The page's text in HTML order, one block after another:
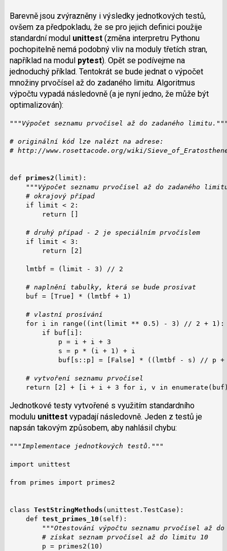
Barevně jsou zvýrazněny i výsledky jednotkových testů,
ovšem za předpokladu, že se pro jejich definici použije
standardní modul unittest(změna interpretru Pythonu
pochopitelně nemá podobný vliv na moduly třetích stran,
například na modul pytest). Opět se podívejme na
jednoduchý příklad. Tentokrát se bude jednat o výpočet
množiny prvočísel až do zadaného limitu. Algoritmus
výpočtu vypadá následovně (a je nyní jedno, že může být
optimalizován):
"""Výpočet seznamu prvočísel až do zadaného
# originální kód lze nalézt na adrese:
# http://www.rosettacode.org/wiki/
def primes2 (limit):
"""Výpočet seznamu prvočísel až do zadaného
# okrajový případ
    if limit < 2:
        return []
# druhý případ - 2 je speciálním prvočíslem
    if limit < 3:
        return [2]
    lmtbf = (limit - 3) // 2
# naplnění tabulky, která se bude prosívat
    buf = [True] * (lmtbf + 1)
# vlastní prosívání
    for i in range((int(limit ** 0.5) - 3) // 2 + 1):
        if buf[i]:
            p = i + i + 3
            s = p * (i + 1) + i
buf[s::p] = [False] * ((lmtbf - s) // p +
# vytvoření seznamu prvočísel
return [2] + [i + i + 3 for i, v in
Jednotkové testy vytvořené s využitím standardního
modulu unittestvypadají následovně. Jeden z testů je
napsán takovým způsobem, aby nahlásil chybu:
"""Implementace jednotkových testů."""
import unittest
from primes import primes2
class TestStringMethods (unittest.TestCase):
    def
test_primes_10 (self):
"""Otestování výpočtu seznamu prvočísel až
# získat seznam prvočísel až do limitu 10
        p = primes2(10)